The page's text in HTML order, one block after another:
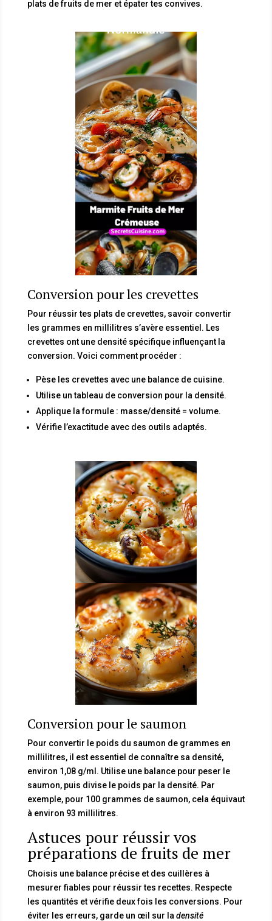
plats de fruits de mer et épater tes convives.
Conversion pour les crevettes
Pour réussir tes plats de crevettes, savoir convertir
les grammes en millilitres s’avère essentiel. Les
crevettes ont une densité spécifique influençant la
conversion. Voici comment procéder :
Pèse les crevettes avec une balance de cuisine.
Utilise un tableau de conversion pour la densité.
Applique la formule : masse/densité = volume.
Vérifie l’exactitude avec des outils adaptés.
Conversion pour le saumon
Pour convertir le poids du saumon de grammes en
millilitres, il est essentiel de connaître sa densité,
environ 1,08 g/ml. Utilise une balance pour peser le
saumon, puis divise le poids par la densité. Par
exemple, pour 100 grammes de saumon, cela équivaut
à environ 93 millilitres.
Astuces pour réussir vos
préparations de fruits de mer
Choisis une balance précise et des cuillères à
mesurer fiables pour réussir tes recettes. Respecte
les quantités et vérifie deux fois les conversions. Pour
éviter les erreurs, garde un œil sur la densité